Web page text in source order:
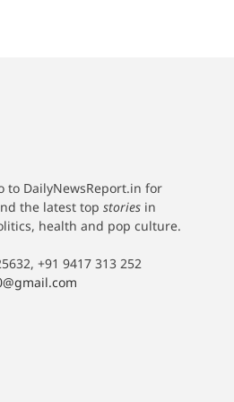
to DailyNewsReport.in for
the latest top stories in
health and pop culture.
+91 9417 313 252